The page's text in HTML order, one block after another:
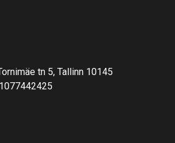
tn 5, Tallinn 10145